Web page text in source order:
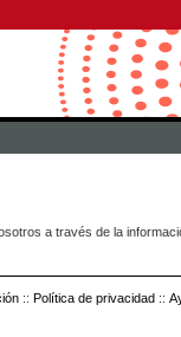
a través de la
:: Política de privacidad ::